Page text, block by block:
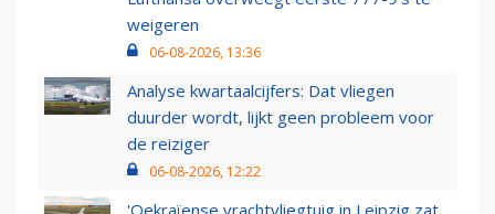
weigeren
06-08-2026, 13:36
Analyse kwartaalcijfers: Dat vliegen
duurder wordt, lijkt geen probleem voor
de reiziger
06-08-2026, 12:22